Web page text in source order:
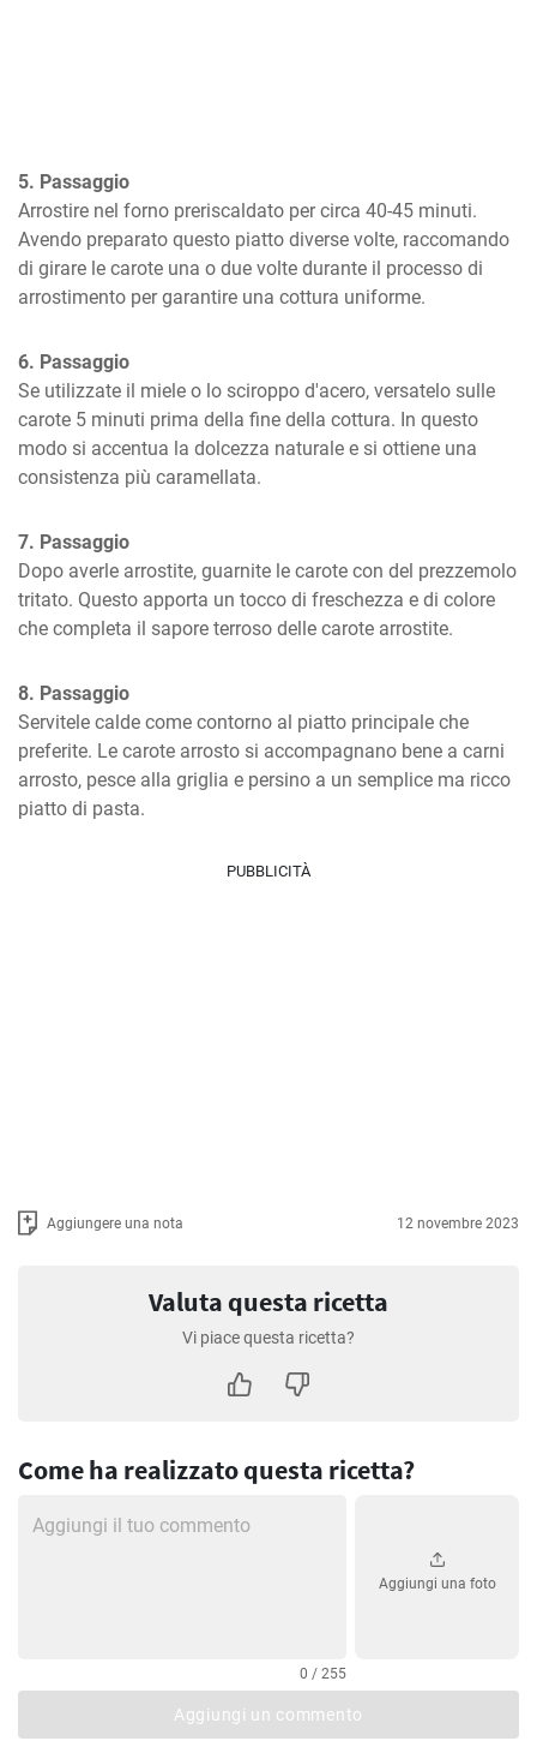
5. Passaggio
Arrostire nel forno preriscaldato per circa 40-45 minuti.
Avendo preparato questo piatto diverse volte, raccomando
di girare le carote una o due volte durante il processo di
arrostimento per garantire una cottura uniforme.
6. Passaggio
Se utilizzate il miele o lo sciroppo d'acero, versatelo sulle
carote 5 minuti prima della fine della cottura. In questo
modo si accentua la dolcezza naturale e si ottiene una
consistenza più caramellata.
7. Passaggio
Dopo averle arrostite, guarnite le carote con del prezzemolo
tritato. Questo apporta un tocco di freschezza e di colore
che completa il sapore terroso delle carote arrostite.
8. Passaggio
Servitele calde come contorno al piatto principale che
preferite. Le carote arrosto si accompagnano bene a carni
arrosto, pesce alla griglia e persino a un semplice ma ricco
piatto di pasta.
PUBBLICITÀ
Aggiungere una nota 12 novembre 2023
Valuta questa ricetta
Vi piace questa ricetta?
Come ha realizzato questa ricetta?
0 / 255
Aggiungi una foto
Aggiungi un commento